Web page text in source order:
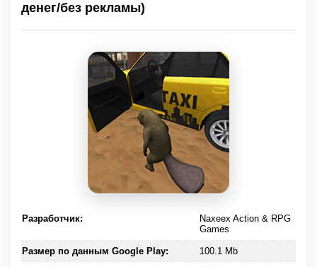
денег/без рекламы)
Разработчик:
Naxeex Action & RPG
Games
Размер по данным Google Play: 100.1 Mb